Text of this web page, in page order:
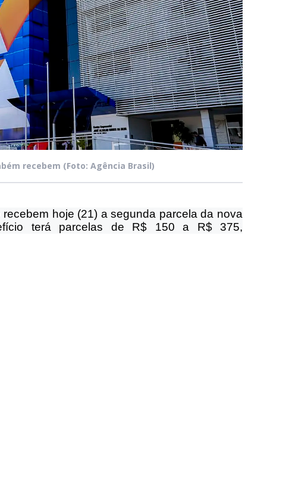
recebem (Foto: Agência Brasil)
hoje (21) a segunda parcela da nova
terá parcelas de R$ 150 a R$ 375,